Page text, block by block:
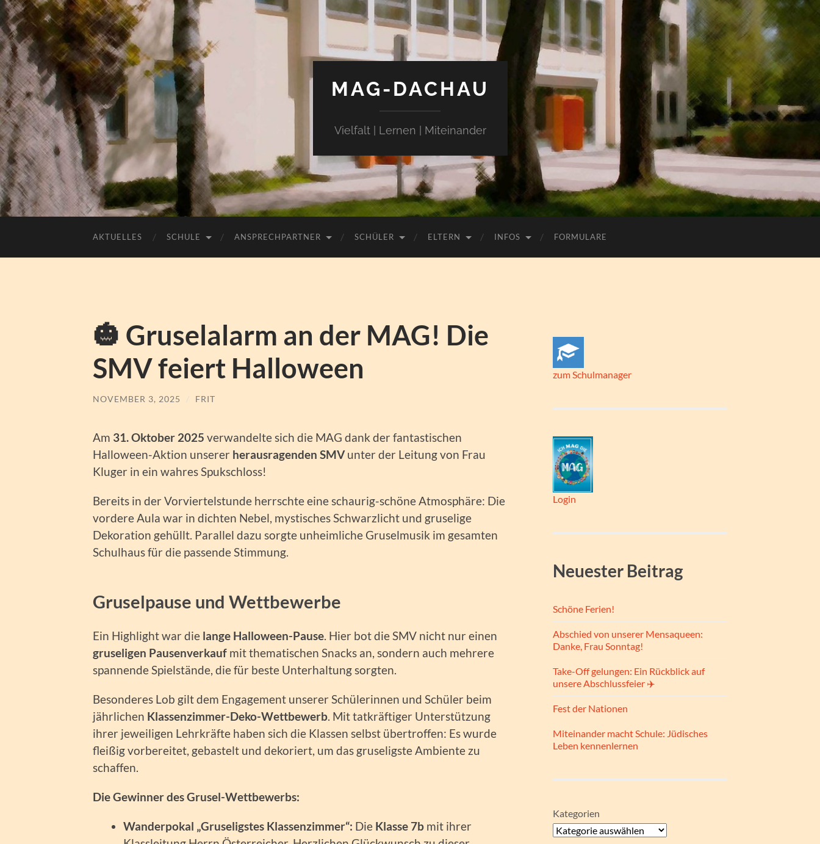
MAG-DACHAU
Vielfalt | Lernen | Miteinander
AKTUELLES SCHULE ANSPRECHPARTNER SCHÜLER ELTERN INFOS FORMULARE
🎃 Gruselalarm an der MAG! Die
SMV feiert Halloween
NOVEMBER 3, 2025 / FRIT
Am 31. Oktober 2025 verwandelte sich die MAG dank der fantastischen
Halloween-Aktion unserer herausragenden SMVunter der Leitung von Frau
Kluger in ein wahres Spukschloss!
Bereits in der Vorviertelstunde herrschte eine schaurig-schöne Atmosphäre: Die
vordere Aula war in dichten Nebel, mystisches Schwarzlicht und gruselige
Dekoration gehüllt. Parallel dazu sorgte unheimliche Gruselmusik im gesamten
Schulhaus für die passende Stimmung.
Gruselpause und Wettbewerbe
Ein Highlight war die lange Halloween-Pause . Hier bot die SMV nicht nur einen
gruseligen Pausenverkauf mit thematischen Snacks an, sondern auch mehrere
spannende Spielstände, die für beste Unterhaltung sorgten.
Besonderes Lob gilt dem Engagement unserer Schülerinnen und Schüler beim
jährlichen Klassenzimmer-Deko-Wettbewerb . Mit tatkräftiger Unterstützung
ihrer jeweiligen Lehrkräfte haben sich die Klassen selbst übertroffen: Es wurde
fleißig vorbereitet, gebastelt und dekoriert, um das gruseligste Ambiente zu
schaffen.
Die Gewinner des Grusel-Wettbewerbs:
Wanderpokal „Gruseligstes Klassenzimmer“: Die Klasse 7b mit ihrer
zum Schulmanager
Login
Neuester Beitrag
Schöne Ferien!
Abschied von unserer Mensaqueen:
Danke, Frau Sonntag!
Take-Off gelungen: Ein Rückblick auf
unsere Abschlussfeier ✈️
Fest der Nationen
Miteinander macht Schule: Jüdisches
Leben kennenlernen
Kategorien